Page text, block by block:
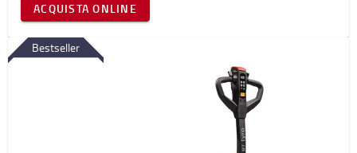
ACQUISTA ONLINE
Bestseller